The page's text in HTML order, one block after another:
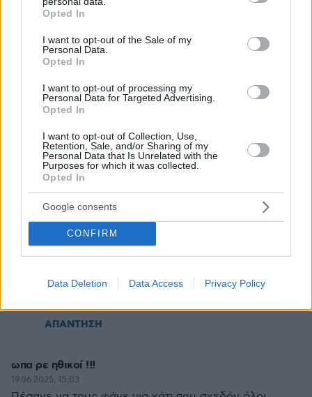
grant or deny consent to Google and its third-party tags to
use your data for below specified purposes in below Google
consent section.
Opted In
I want to opt-out of the Sale of my
Personal Data.
Opted In
I want to opt-out of processing my
Personal Data for Targeted Advertising.
Opted In
I want to opt-out of Collection, Use,
Retention, Sale, and/or Sharing of my
Personal Data that Is Unrelated with the
Purposes for which it was collected.
Opted In
Google consents
CONFIRM
Data Deletion Data Access Privacy Policy
ΑΠΑΝΤΗΣΗ
Inlet
20.06.2025, 08:35
Εδώ δεν το σκέφτηκαν αυτοί... εμείς γιατί να το
σκεφτούμε;
ΑΠΑΝΤΗΣΗ
Chris
20.06.2025, 11:59
Δεν ήταν σε κάποια πλατεία. Ούτε σε δρόμο,
ούτε σε γειτονιά, για να εκθέσουν δημόσια τις
οικογένειές τους. Χωράφια βλέπω. Το να φέρει
λοιπόν κάποιος μία πράξη, που γινόταν
απόμερα, στην κοινή θέα, πως τον κάνει
καλύτερο άνθρωπο; Μου θυμίζει εποχές, όπου
η μοιχεία ήταν αδίκημα, κι έπιαναν τους
γυμνούς, τυλιγμένους μόνο με ένα σεντόνι,
ΑΠΑΝΤΗΣΗ
ωπα ρε ηθικοί !!!
19.06.2025, 15:03